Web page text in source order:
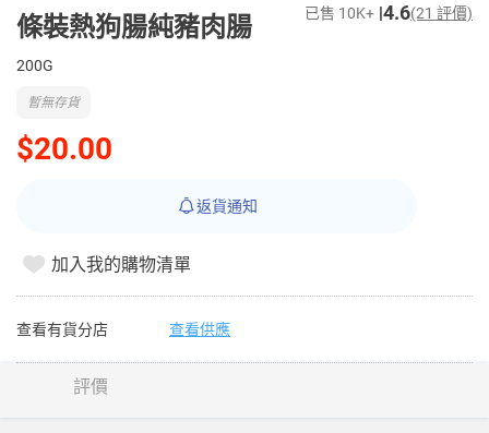
條裝熱狗腸純豬肉腸 已售 10K+ 4.6(21 評價)
200G
$20.00
暫無存貨
返貨通知
加入我的購物清單
查看有貨分店 查看供應
評價